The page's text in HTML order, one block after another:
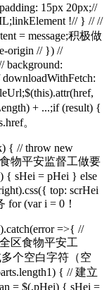
15px 20px;//
!// } // //
= message;积极做
origin // }) //
background:
+ ...;if (result) {
。
{ // throw new
物平安监督工做要
{ sHei = pHei } else
top: scrHei
for (var i = 0！
=>{ //
区食物平安工
个空白字符（空
{ // 建立
= $(,pHei) { sHei =